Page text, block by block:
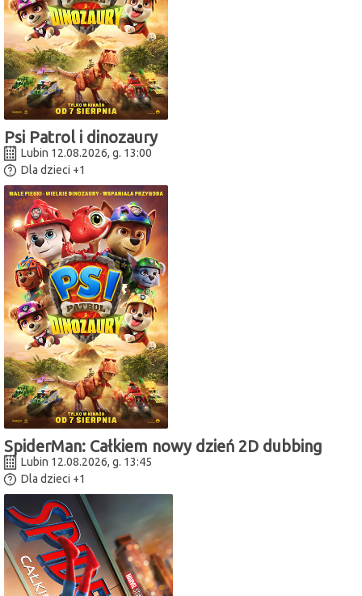
Psi Patrol i dinozaury
Lubin 12.08.2026, g. 13:00
Dla dzieci +1
SpiderMan: Całkiem nowy dzień 2D dubbing
Lubin 12.08.2026, g. 13:45
Dla dzieci +1